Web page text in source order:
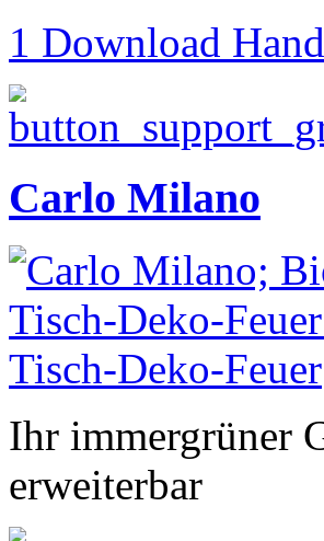
1 Download
Carlo Milano
Ihr immergrüner
erweiterbar